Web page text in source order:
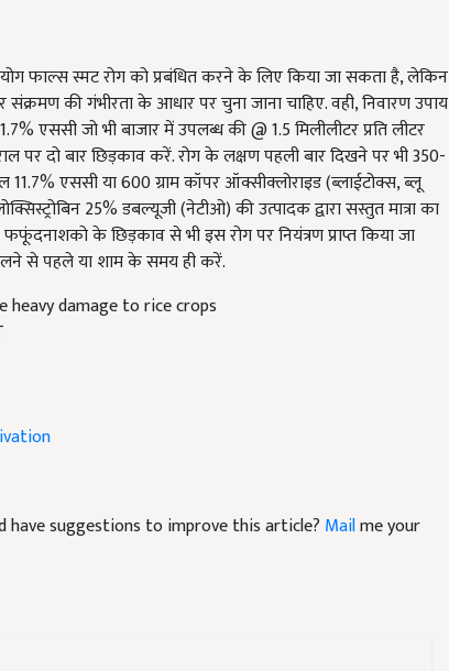
फाल्स स्मट रोग को प्रबंधित करने के लिए किया जा सकता है, लेकिन
की गंभीरता के आधार पर चुना जाना चाहिए. वही, निवारण उपाय
एससी जो भी बाजार में उपलब्ध की @ 1.5 मिलीलीटर प्रति लीटर
दो बार छिड़काव करें. रोग के लक्षण पहली बार दिखने पर भी 350-
11.7% एससी या 600 ग्राम कॉपर ऑक्सीक्लोराइड (ब्लाईटोक्स, ब्लू
25% डबल्यूजी (नेटीओ) की उत्पादक द्वारा सस्तुत मात्रा का
के छिड़काव से भी इस रोग पर नियंत्रण प्राप्त किया जा
से पहले या शाम के समय ही करें.
heavy damage to rice crops
have suggestions to improve this article? Mailme your